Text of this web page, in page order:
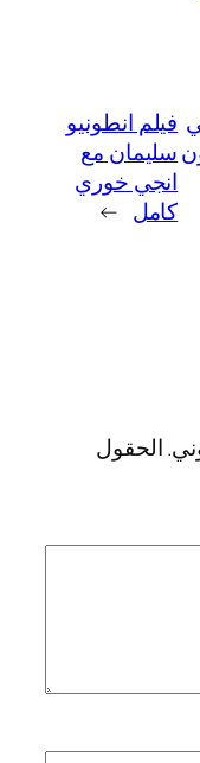
فيلم انطونيو
سليمان مع
انجي خوري
كامل →
الحقول